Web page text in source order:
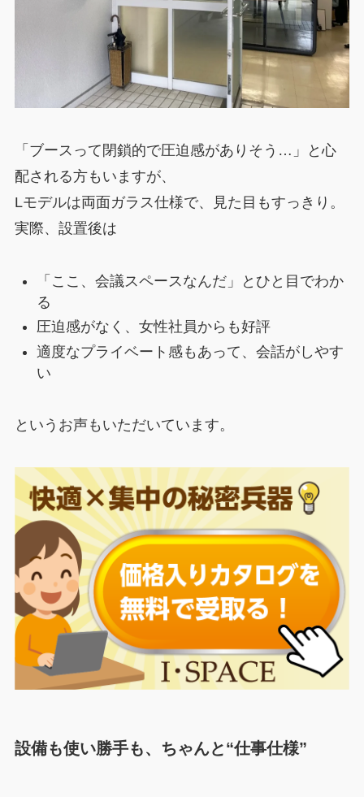
「ブースって閉鎖的で圧迫感がありそう…」と心
配される方もいますが、
Lモデルは両面ガラス仕様で、見た目もすっきり。
実際、設置後は
「ここ、会議スペースなんだ」とひと目でわか
る
圧迫感がなく、女性社員からも好評
適度なプライベート感もあって、会話がしやす
い
というお声もいただいています。
設備も使い勝手も、ちゃんと“仕事仕様”